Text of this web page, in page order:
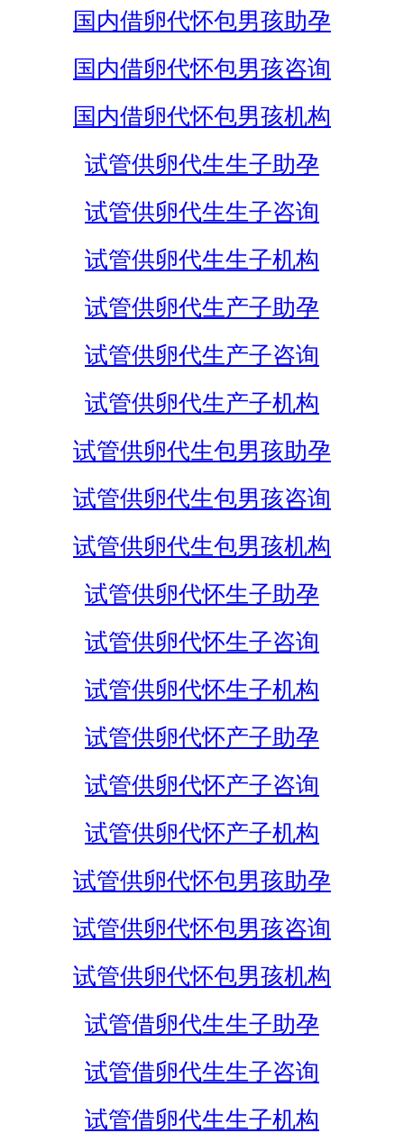
国内借卵代怀包男孩助孕
国内借卵代怀包男孩咨询
国内借卵代怀包男孩机构
试管供卵代生生子助孕
试管供卵代生生子咨询
试管供卵代生生子机构
试管供卵代生产子助孕
试管供卵代生产子咨询
试管供卵代生产子机构
试管供卵代生包男孩助孕
试管供卵代生包男孩咨询
试管供卵代生包男孩机构
试管供卵代怀生子助孕
试管供卵代怀生子咨询
试管供卵代怀生子机构
试管供卵代怀产子助孕
试管供卵代怀产子咨询
试管供卵代怀产子机构
试管供卵代怀包男孩助孕
试管供卵代怀包男孩咨询
试管供卵代怀包男孩机构
试管借卵代生生子助孕
试管借卵代生生子咨询
试管借卵代生生子机构